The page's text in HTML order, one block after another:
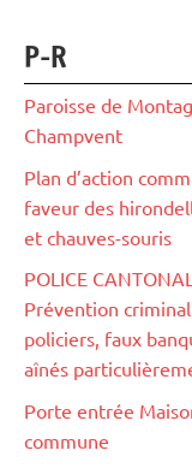
P-R
Paroisse de
Champvent
Plan d’action
faveur des
et chauves-souris
POLICE
Prévention
policiers, faux
aînés
Porte entrée
commune